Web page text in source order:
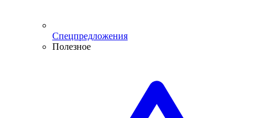
Спецпредложения
Полезное